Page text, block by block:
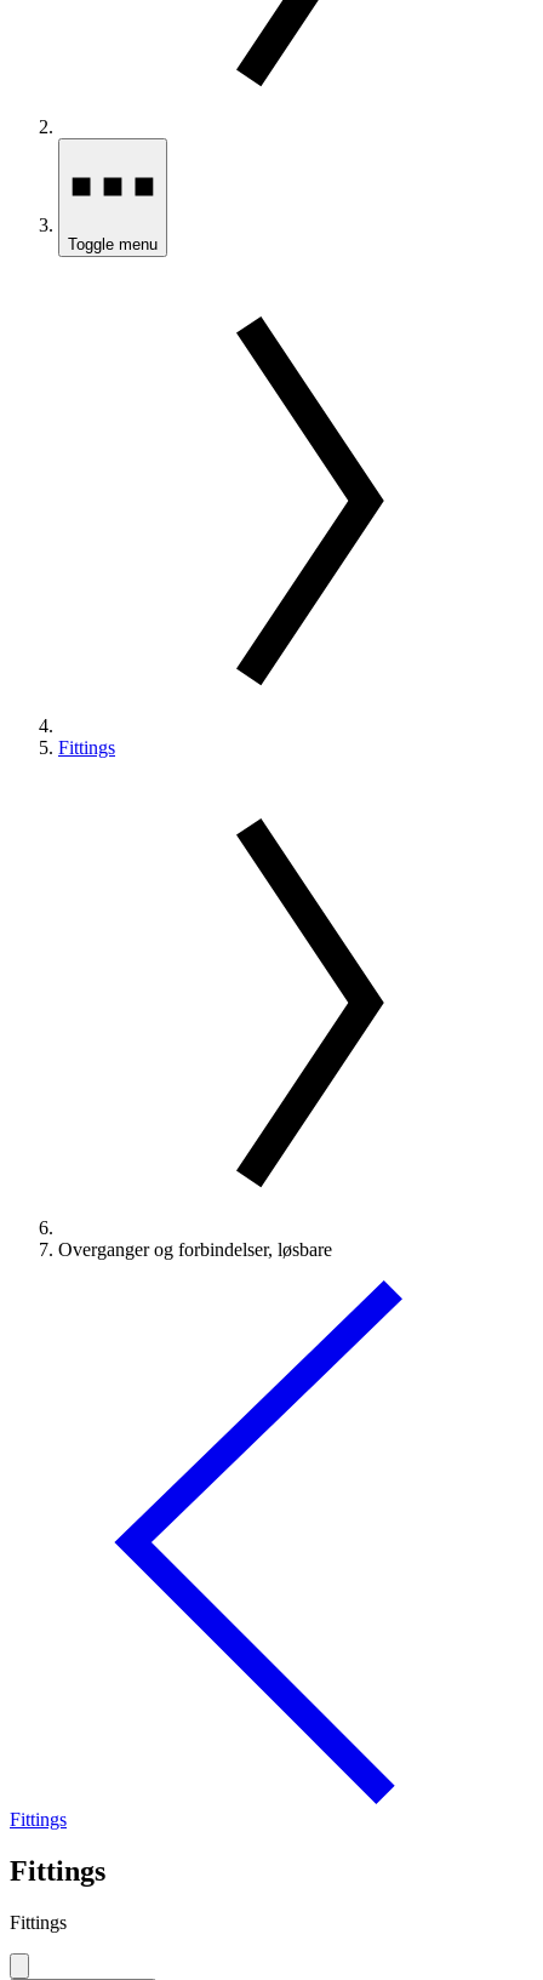
Toggle menu
Fittings
Overganger og forbindelser, løsbare
Fittings
Fittings
Fittings